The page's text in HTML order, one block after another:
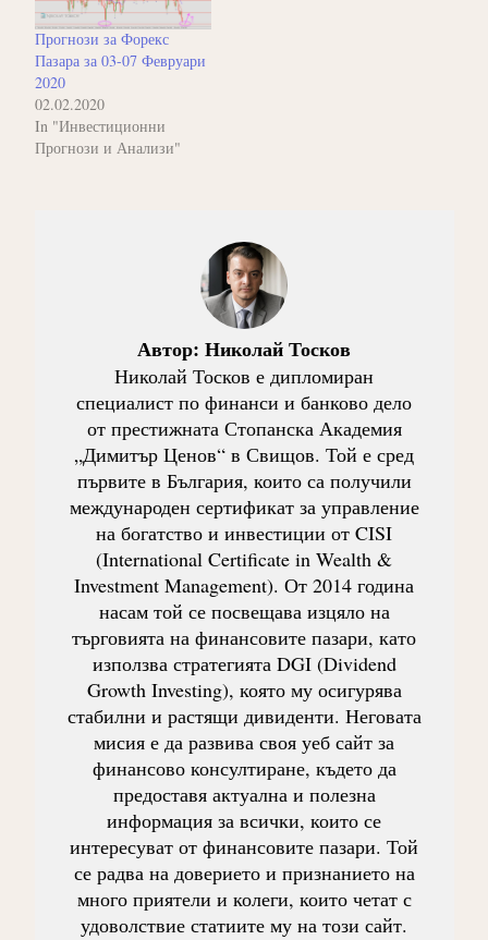
Прогнози за Форекс
Пазара за 03-07 Февруари
2020
02.02.2020
In "Инвестиционни
Прогнози и Анализи"
Автор: Николай Тосков
Николай Тосков е дипломиран
специалист по финанси и банково дело
от престижната Стопанска Академия
„Димитър Ценов“ в Свищов. Той е сред
първите в България, които са получили
международен сертификат за управление
на богатство и инвестиции от CISI
(International Certificate in Wealth &
Investment Management). От 2014 година
насам той се посвещава изцяло на
търговията на финансовите пазари, като
използва стратегията DGI (Dividend
Growth Investing), която му осигурява
стабилни и растящи дивиденти. Неговата
мисия е да развива своя уеб сайт за
финансово консултиране, където да
предоставя актуална и полезна
информация за всички, които се
интересуват от финансовите пазари. Той
се радва на доверието и признанието на
много приятели и колеги, които четат с
удоволствие статиите му на този сайт.